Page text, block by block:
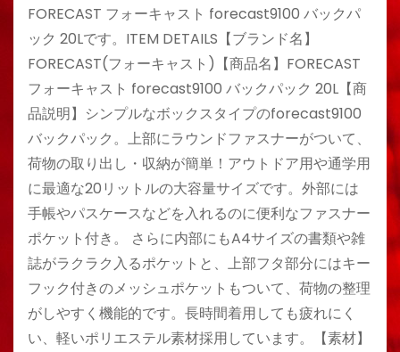
FORECAST フォーキャスト forecast9100 バックパ
ック 20Lです。ITEM DETAILS【ブランド名】
FORECAST(フォーキャスト)【商品名】FORECAST
フォーキャスト forecast9100 バックパック 20L【商
品説明】シンプルなボックスタイプのforecast9100
バックパック。上部にラウンドファスナーがついて、
荷物の取り出し・収納が簡単！アウトドア用や通学用
に最適な20リットルの大容量サイズです。外部には
手帳やパスケースなどを入れるのに便利なファスナー
ポケット付き。 さらに内部にもA4サイズの書類や雑
誌がラクラク入るポケットと、上部フタ部分にはキー
フック付きのメッシュポケットもついて、荷物の整理
がしやすく機能的です。長時間着用しても疲れにく
い、軽いポリエステル素材採用しています。【素材】